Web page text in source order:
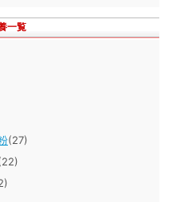
一覧
(27)